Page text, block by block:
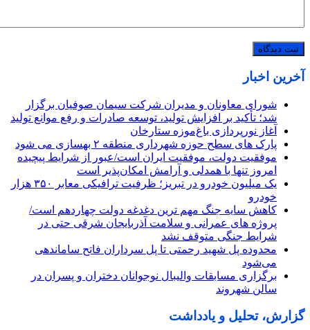
آخرین اخبار
شورای معاونان و مدیران شرکت سیمان صوفیان برگزار
شد؛ تأکید بر افزایش تولید، توسعه صادرات و رفع موانع تولید
آغاز نورپردازی باغ‌موزه ستارخان
پارک های سطح حوزه شهرداری منطقه ۲ بهسازی می شود
موفقیت دولت، موفقیت ایران است/عبور از شرایط پیچیده
امروز تنها با همدلی و آرامش امکان‌پذیر است
یک میلیون خودرو در تبریز؛ ظرفیت ترافیکی معابر ۳۵۰ هزار
خودرو
کاهش سایه جنگ مهم ‌ترین دغدغه دولت چهاردهم است/
پروژه ‌های عمرانی و سلامت آذربایجان شرقی حتی در
شرایط جنگی متوقف نشد
محدوده پل شهید رحمتی تا پل سرداران فاتح ساماندهی
می‌شود
برگزاری مسابقات والیبال نوجوانان دختران و پسران در
سالن شهروند
گزارش، تحلیل و یادداشت